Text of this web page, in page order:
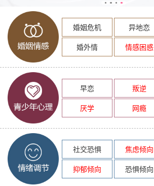
婚姻危机 异地恋
婚外情
情感困惑
早恋 叛逆
厌学
网瘾
社交恐惧 焦虑倾向
抑郁倾向
恐惧倾向